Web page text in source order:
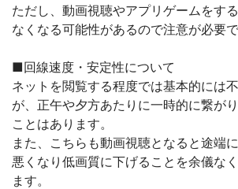
ただし、動画視聴やアプリゲームをす
なくなる可能性があるので注意が必要で
■回線速度・安定性について
ネットを閲覧する程度では基本的には
が、正午や夕方あたりに一時的に繋が
ことはあります。
また、こちらも動画視聴となると途端
悪くなり低画質に下げることを余儀な
ます。